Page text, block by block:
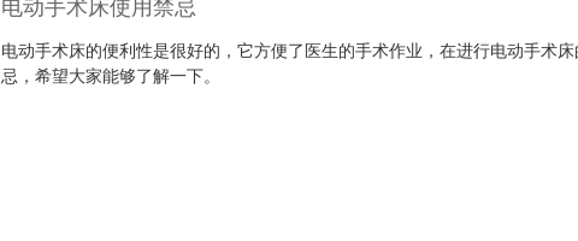
电动手术床使用禁忌
电动手术床​的便利性是很好的，它方便了医生的手术作业，在进行电动手术
忌，希望大家能够了解一下。